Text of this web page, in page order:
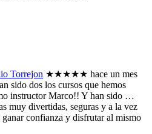
Torrejon ★★★★★ hace un mes
sido dos los cursos que hemos
instructor Marco!! Y han sido …
muy divertidas, seguras y a la vez
confianza y disfrutar al mismo